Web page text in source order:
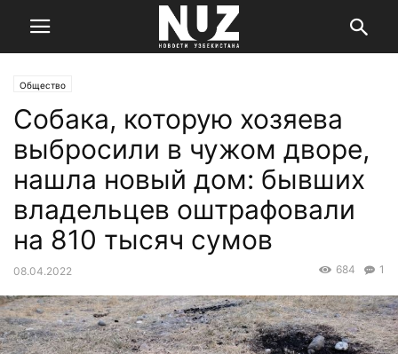
Общество
Собака, которую хозяева
выбросили в чужом дворе,
нашла новый дом: бывших
владельцев оштрафовали
на 810 тысяч сумов
08.04.2022 1
684